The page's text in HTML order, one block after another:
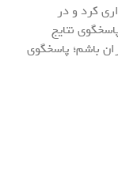
کرد و در
نتایج
باشم؛ پاسخگوی